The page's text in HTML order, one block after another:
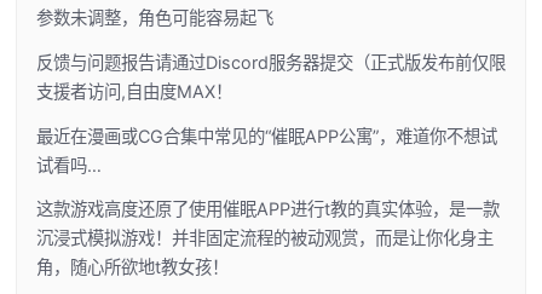
参数未调整，角色可能容易起飞
反馈与问题报告请通过Discord服务器提交（正式版发布前仅限
支援者访问,自由度MAX！
最近在漫画或CG合集中常见的“催眠APP公寓”，难道你不想试
试看吗…
这款游戏高度还原了使用催眠APP进行t教的真实体验，是一款
沉浸式模拟游戏！并非固定流程的被动观赏，而是让你化身主
角，随心所欲地t教女孩！